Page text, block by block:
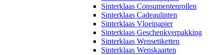
Sinterklaas Consumentenrollen
Sinterklaas Cadeaulinten
Sinterklaas Vloeipapier
Sinterklaas Geschenkverpakking
Sinterklaas Wensetiketten
Sinterklaas Wenskaarten